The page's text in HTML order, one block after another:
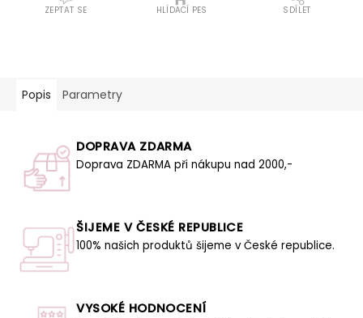
ZEPTAT SE HLÍDACÍ PES SDÍLET
Popis Parametry
DOPRAVA ZDARMA
Doprava ZDARMA při nákupu nad 2000,-
ŠIJEME V ČESKÉ REPUBLICE
100% našich produktů šijeme v České republice.
VYSOKÉ HODNOCENÍ